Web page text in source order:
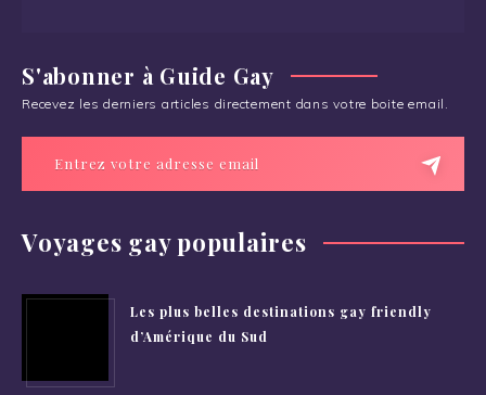
S'abonner à Guide Gay
Recevez les derniers articles directement dans votre boite email.
Voyages gay populaires
Les plus belles destinations gay friendly
d’Amérique du Sud